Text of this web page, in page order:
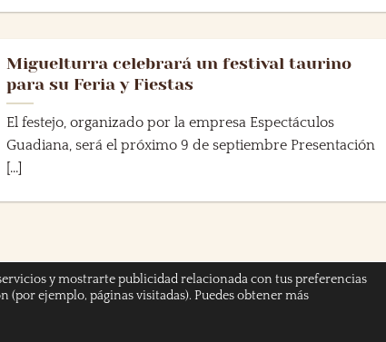
Miguelturra celebrará un festival taurino
para su Feria y Fiestas
El festejo, organizado por la empresa Espectáculos
Guadiana, será el próximo 9 de septiembre Presentación
[...]
AVISO LEGAL
y mostrarte publicidad relacionada con tus preferencias
(por ejemplo, páginas visitadas). Puedes obtener más